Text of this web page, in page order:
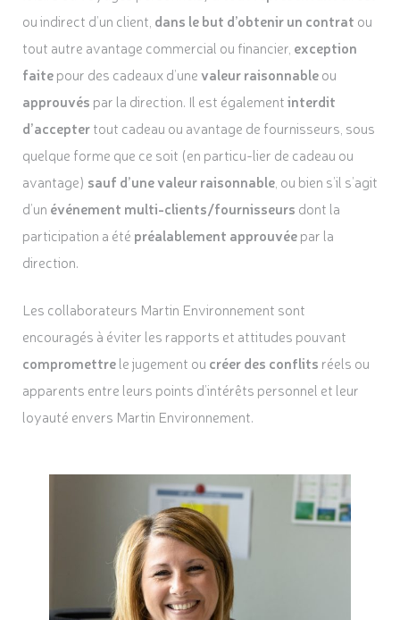
ou indirect d’un client, dans le but d’obtenir un contrat ou
tout autre avantage commercial ou financier, exception
faitepour des cadeaux d’unevaleur raisonnableou
approuvés par la direction. Il est égalementinterdit
d’acceptertout cadeau ou avantage de fournisseurs, sous
quelque forme que ce soit (en particu-lier de cadeau ou
avantage) sauf d’une valeur raisonnable , ou bien s’il s’agit
d’un événement multi-clients/fournisseurs dont la
participation a été préalablement approuvéepar la
direction.
Les collaborateurs Martin Environnement sont
encouragés à éviter les rapports et attitudes pouvant
compromettrele jugement ou créer des conflits réels ou
apparents entre leurs points d’intérêts personnel et leur
loyauté envers Martin Environnement.